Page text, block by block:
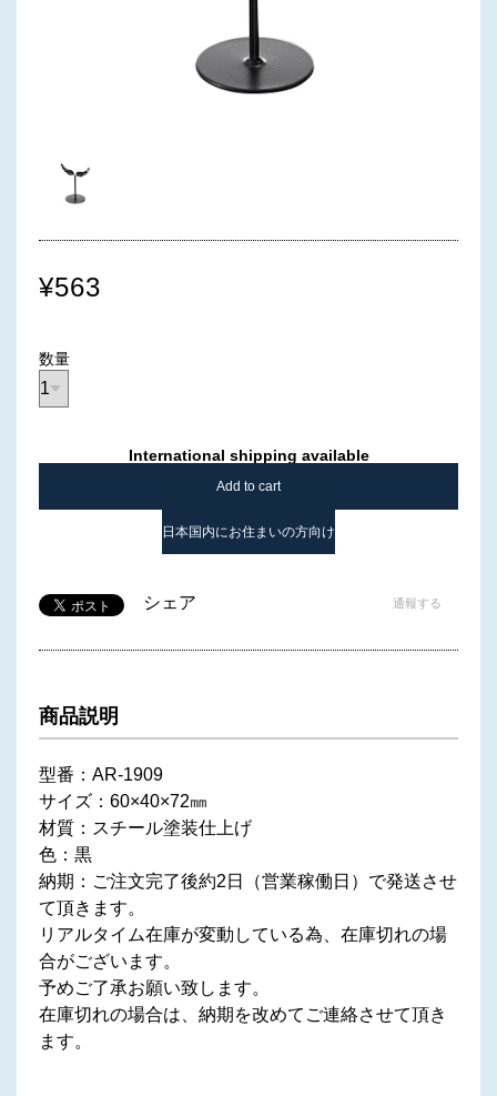
¥563
数量
International shipping available
Add to cart
日本国内にお住まいの方向け
シェア 通報する
商品説明
型番：AR-1909
サイズ：60×40×72㎜
材質：スチール塗装仕上げ
色：黒
納期：ご注文完了後約2日（営業稼働日）で発送させ
て頂きます。
リアルタイム在庫が変動している為、在庫切れの場
合がございます。
予めご了承お願い致します。
在庫切れの場合は、納期を改めてご連絡させて頂き
ます。